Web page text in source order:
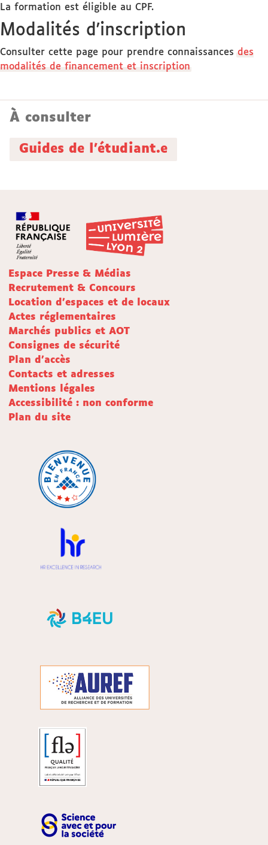
La formation est éligible au CPF.
Modalités d'inscription
Consulter cette page pour prendre connaissances des
modalités de financement et inscription
À consulter
Guides de l'étudiant.e
Espace Presse & Médias
Recrutement & Concours
Location d'espaces et de locaux
Actes réglementaires
Marchés publics et AOT
Consignes de sécurité
Plan d'accès
Contacts et adresses
Mentions légales
Accessibilité : non conforme
Plan du site